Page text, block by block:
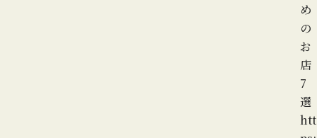
め
の
お
店
7
選
htt